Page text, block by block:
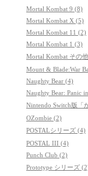
Mortal Kombat 9 (8)
Mortal Kombat X (5)
Mortal Kombat 11 (2)
Mortal Kombat 1 (3)
Mortal Kombat その
Mount & Blade:War
Naughty Bear (4)
Naughty Bear: Panic
Nintendo Switch版「
OZombie (2)
POSTALシリーズ (4)
POSTAL III (4)
Punch Club (2)
Prototype シリーズ